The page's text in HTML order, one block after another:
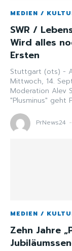
MEDIEN /
SWR /
Wird alles
Ersten
Stuttgart (ots) - ARD-Wirtschaftsmagazin "Plusminus" am
Mittwoch, 14.
Moderation Alev Seker (SWR) Das
"Plusminus" geht
PrNews24 -
MEDIEN /
Zehn Jahre